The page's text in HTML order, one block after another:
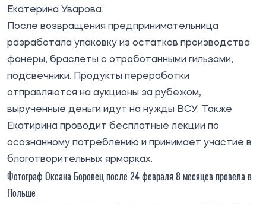
Екатерина Уварова.
После возвращения предпринимательница
разработала упаковку из остатков производства
фанеры, браслеты с отработанными гильзами,
подсвечники. Продукты переработки
отправляются на аукционы за рубежом,
вырученные деньги идут на нужды ВСУ. Также
Екатирина проводит бесплатные лекции по
осознанному потреблению и принимает участие в
благотворительных ярмарках.
Фотограф Оксана Боровец после 24 февраля 8 месяцев провела в
Польше